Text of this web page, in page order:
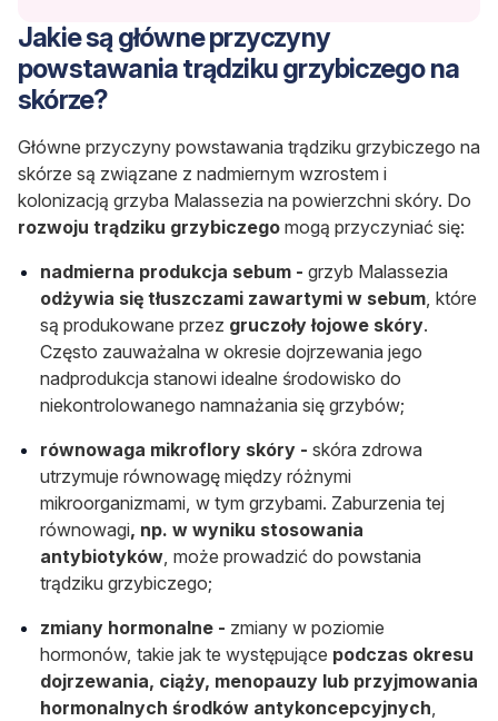
Jakie są główne przyczyny
powstawania trądziku grzybiczego na
skórze?
Główne przyczyny powstawania trądziku grzybiczego na
skórze są związane z nadmiernym wzrostem i
kolonizacją grzyba Malassezia na powierzchni skóry. Do
rozwoju trądziku grzybiczego mogą przyczyniać się:
nadmierna produkcja sebum - grzyb Malassezia
odżywia się tłuszczami zawartymi w sebum , które
są produkowane przez gruczoły łojowe skóry.
Często zauważalna w okresie dojrzewania jego
nadprodukcja stanowi idealne środowisko do
niekontrolowanego namnażania się grzybów;
równowaga mikroflory skóry - skóra zdrowa
utrzymuje równowagę między różnymi
mikroorganizmami, w tym grzybami. Zaburzenia tej
równowagi, np. w wyniku stosowania
antybiotyków , może prowadzić do powstania
trądziku grzybiczego;
zmiany hormonalne - zmiany w poziomie
hormonów, takie jak te występujące podczas okresu
dojrzewania, ciąży, menopauzy lub przyjmowania
hormonalnych środków antykoncepcyjnych